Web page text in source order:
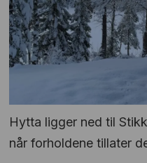
Hytta ligger ned til
når forholdene tillater